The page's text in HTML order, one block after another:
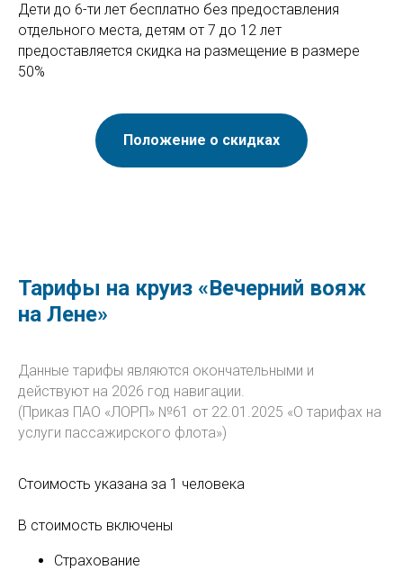
Дети до 6-ти лет бесплатно без предоставления
отдельного места, детям от 7 до 12 лет
предоставляется скидка на размещение в размере
50%
Положение о скидках
Тарифы на круиз «Вечерний вояж
на Лене»
Данные тарифы являются окончательными и
действуют на 2026 год навигации.
(Приказ ПАО «ЛОРП» №61 от 22.01.2025 «О тарифах на
услуги пассажирского флота»)
Стоимость указана за 1 человека
В стоимость включены
Страхование